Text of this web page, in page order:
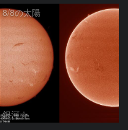
8/8の太陽
銀河☆